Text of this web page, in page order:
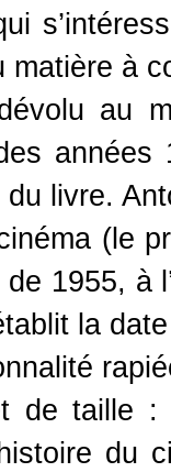
à
au
années
livre.
(le
1955, à
la
de taille :
du